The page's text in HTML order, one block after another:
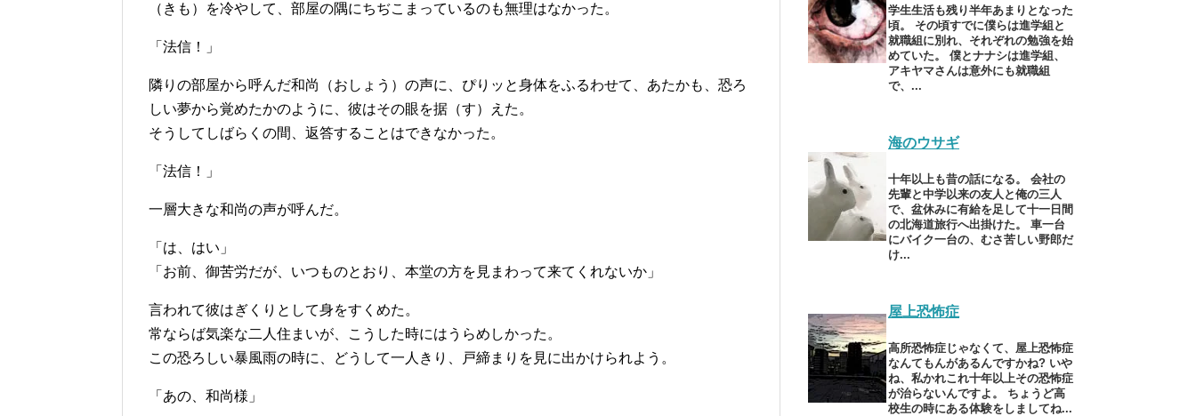
（きも）を冷やして、部屋の隅にちぢこまっているのも無理はなかった。
「法信！」
隣りの部屋から呼んだ和尚（おしょう）の声に、ぴりッと身体をふるわせて、あたかも、恐ろ
しい夢から覚めたかのように、彼はその眼を据（す）えた。
そうしてしばらくの間、返答することはできなかった。
「法信！」
一層大きな和尚の声が呼んだ。
「は、はい」
「お前、御苦労だが、いつものとおり、本堂の方を見まわって来てくれないか」
言われて彼はぎくりとして身をすくめた。
常ならば気楽な二人住まいが、こうした時にはうらめしかった。
この恐ろしい暴風雨の時に、どうして一人きり、戸締まりを見に出かけられよう。
「あの、和尚様」
学生生活も残り半年あまりとなった
頃。 その頃すでに僕らは進学組と
就職組に別れ、それぞれの勉強を始
めていた。 僕とナナシは進学組、
アキヤマさんは意外にも就職組
で、...
海のウサギ
十年以上も昔の話になる。 会社の
先輩と中学以来の友人と俺の三人
で、盆休みに有給を足して十一日間
の北海道旅行へ出掛けた。 車一台
にバイク一台の、むさ苦しい野郎だ
け...
屋上恐怖症
高所恐怖症じゃなくて、屋上恐怖症
なんてもんがあるんですかね? いや
ね、私かれこれ十年以上その恐怖症
が治らないんですよ。 ちょうど高
校生の時にある体験をしましてね...